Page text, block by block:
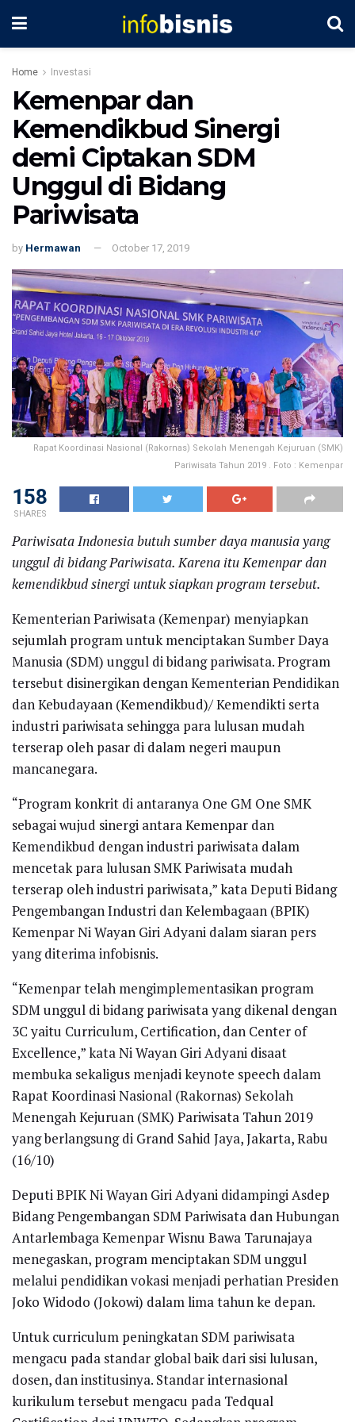
Home Investasi
Kemenpar dan
Kemendikbud Sinergi
demi Ciptakan SDM
Unggul di Bidang
Pariwisata
by Hermawan October 17, 2019
Rapat Koordinasi Nasional (Rakornas) Sekolah Menengah Kejuruan (SMK)
Pariwisata Tahun 2019 . Foto : Kemenpar
158
SHARES
Pariwisata Indonesia butuh sumber daya manusia yang
unggul di bidang Pariwisata. Karena itu Kemenpar dan
kemendikbud sinergi untuk siapkan program tersebut.
Kementerian Pariwisata (Kemenpar) menyiapkan
sejumlah program untuk menciptakan Sumber Daya
Manusia (SDM) unggul di bidang pariwisata. Program
tersebut disinergikan dengan Kementerian Pendidikan
dan Kebudayaan (Kemendikbud)/ Kemendikti serta
industri pariwisata sehingga para lulusan mudah
terserap oleh pasar di dalam negeri maupun
mancanegara.
“Program konkrit di antaranya One GM One SMK
sebagai wujud sinergi antara Kemenpar dan
Kemendikbud dengan industri pariwisata dalam
mencetak para lulusan SMK Pariwisata mudah
terserap oleh industri pariwisata,” kata Deputi Bidang
Pengembangan Industri dan Kelembagaan (BPIK)
Kemenpar Ni Wayan Giri Adyani dalam siaran pers
yang diterima infobisnis.
“Kemenpar telah mengimplementasikan program
SDM unggul di bidang pariwisata yang dikenal dengan
3C yaitu Curriculum, Certification, dan Center of
Excellence,” kata Ni Wayan Giri Adyani disaat
membuka sekaligus menjadi keynote speech dalam
Rapat Koordinasi Nasional (Rakornas) Sekolah
Menengah Kejuruan (SMK) Pariwisata Tahun 2019
yang berlangsung di Grand Sahid Jaya, Jakarta, Rabu
(16/10)
Deputi BPIK Ni Wayan Giri Adyani didampingi Asdep
Bidang Pengembangan SDM Pariwisata dan Hubungan
Antarlembaga Kemenpar Wisnu Bawa Tarunajaya
menegaskan, program menciptakan SDM unggul
melalui pendidikan vokasi menjadi perhatian Presiden
Joko Widodo (Jokowi) dalam lima tahun ke depan.
Untuk curriculum peningkatan SDM pariwisata
mengacu pada standar global baik dari sisi lulusan,
dosen, dan institusinya. Standar internasional
kurikulum tersebut mengacu pada Tedqual